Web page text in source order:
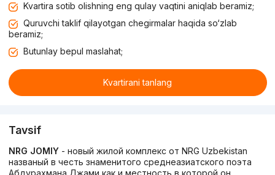
Kvartira sotib olishning eng qulay vaqtini aniqlab beramiz;
Quruvchi taklif qilayotgan chegirmalar haqida so‘zlab
beramiz;
Butunlay bepul maslahat;
Kvartirani tanlang
Tavsif
NRG JOMIY- новый жилой комплекс от NRG Uzbekistan
названый в честь знаменитого среднеазиатского поэта
Абдурахмана Джами как и местность в которой он